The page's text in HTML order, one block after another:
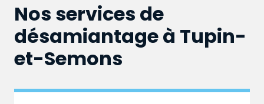
Nos services de
désamiantage à Tupin-
et-Semons